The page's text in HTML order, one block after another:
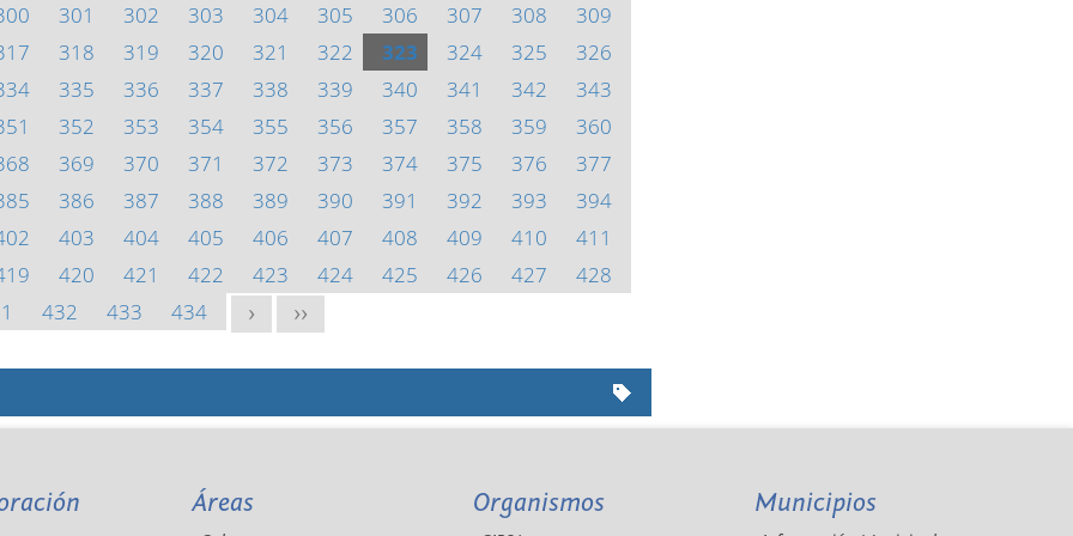
301 302 303 304 305 306 307 308
309
318 319 320 321 322 323 324 325
326
335 336 337 338 339 340 341 342
343
352 353 354 355 356 357 358 359
360
369 370 371 372 373 374 375 376
377
386 387 388 389 390 391 392 393
394
403 404 405 406 407 408 409 410
411
420 421 422 423 424 425 426 427
428
432 433 434 > >>
Áreas Organismos Municipios